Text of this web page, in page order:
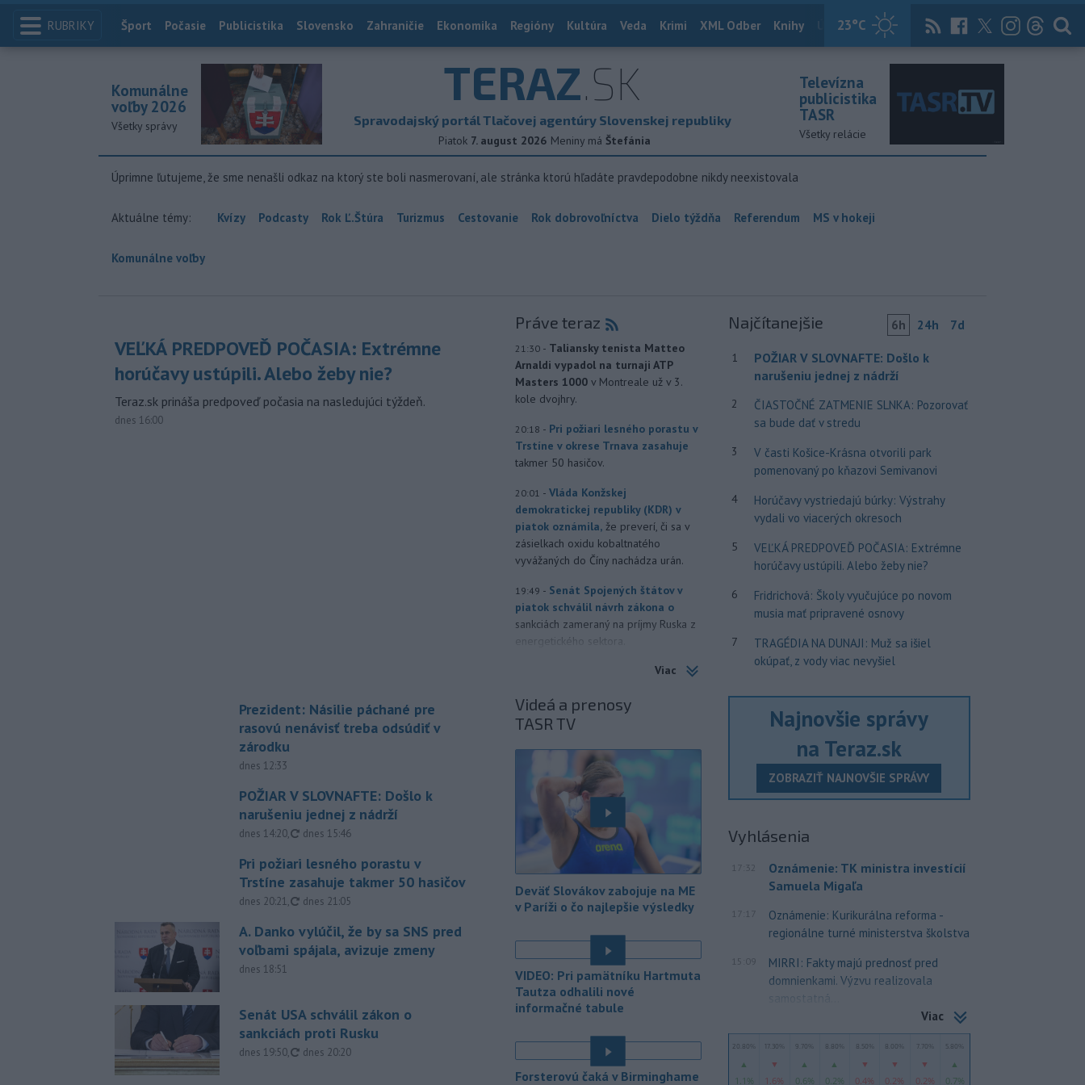
RUBRIKY 23°C
Index
Šport Počasie Publicistika Slovensko Zahraničie Ekonomika Regióny Kultúra Veda Krimi XML Odber Knihy Útulkovo Magazín News Now Archív
TERAZ.SK
Spravodajský portál Tlačovej agentúry Slovenskej republiky
Piatok 7. august 2026 Meniny má Štefánia
Komunálne
voľby 2026
Všetky správy
Televízna
publicistika
TASR
Všetky relácie
Úprimne ľutujeme, že sme nenašli odkaz na ktorý ste boli nasmerovaní, ale stránka ktorú hľadáte pravdepodobne nikdy neexistovala
Aktuálne témy: Kvízy Podcasty Rok Ľ.Štúra Turizmus Cestovanie Rok dobrovoľníctva Dielo týždňa Referendum MS v hokeji
Komunálne voľby
VEĽKÁ PREDPOVEĎ POČASIA: Extrémne
horúčavy ustúpili. Alebo žeby nie?
Teraz.sk prináša predpoveď počasia na nasledujúci týždeň.
dnes 16:00
Prezident: Násilie páchané pre
rasovú nenávisť treba odsúdiť v
zárodku
dnes 12:33
POŽIAR V SLOVNAFTE: Došlo k
narušeniu jednej z nádrží
dnes 14:20, aktualizované
dnes 15:46
Pri požiari lesného porastu v
Trstíne zasahuje takmer 50 hasičov
dnes 20:21, aktualizované
dnes 21:05
A. Danko vylúčil, že by sa SNS pred
voľbami spájala, avizuje zmeny
dnes 18:51
Senát USA schválil zákon o
sankciách proti Rusku
dnes 19:50, aktualizované
dnes 20:20
Práve teraz
21:30 - Taliansky tenista Matteo
Arnaldi vypadol na turnaji ATP
Masters 1000 v Montreale už v 3.
kole dvojhry.
20:18 - Pri požiari lesného porastu v
Trstíne v okrese Trnava zasahuje
takmer 50 hasičov.
20:01 - Vláda Konžskej
demokratickej republiky (KDR) v
piatok oznámila, že preverí, či sa v
zásielkach oxidu kobaltnatého
vyvážaných do Číny nachádza urán.
19:49 - Senát Spojených štátov v
piatok schválil návrh zákona o
sankciách zameraný na príjmy Ruska z
energetického sektora.
Slovenská polícia prispela k
ktorý sa podarilo ukončiť
právoplatným odsúdením páchateľa v
Piatkový požiar v
bratislavskej rafinérii Slovnaft je
pod kontrolou.
bude predmetom vyšetrovania. Pre
TASR to potvrdil hovorca rafinérie
Anton Molnár.
15:17 - Ministerstvo kultúry (MK) SR
upraví verziu opatrenia o
podrobnostiach poskytovania dotácií v
pôsobnosti rezortu.
- V bratislavskej rafinérii
Slovnaft horí uskladnený ropný
produkt.TASR o tom informovala
rafinéria s tým, že obyvateľom nehrozí
13:50 - Jedným zo zdravotných rizík
na festivale môže byť vyššia
Viac
Videá a prenosy
TASR TV
Deväť Slovákov zabojuje na ME
v Paríži o čo najlepšie výsledky
VIDEO: Pri pamätníku Hartmuta
Tautza odhalili nové
informačné tabule
Forsterovú čaká v Birminghame
Najčítanejšie 6h 24h 7d
1
POŽIAR V SLOVNAFTE: Došlo k
narušeniu jednej z nádrží
2
ČIASTOČNÉ ZATMENIE SLNKA: Pozorovať
sa bude dať v stredu
3
V časti Košice-Krásna otvorili park
pomenovaný po kňazovi Semivanovi
4
Horúčavy vystriedajú búrky: Výstrahy
vydali vo viacerých okresoch
5
VEĽKÁ PREDPOVEĎ POČASIA: Extrémne
horúčavy ustúpili. Alebo žeby nie?
6
Fridrichová: Školy vyučujúce po novom
musia mať pripravené osnovy
7
TRAGÉDIA NA DUNAJI: Muž sa išiel
okúpať, z vody viac nevyšiel
Najnovšie správy
na Teraz.sk
ZOBRAZIŤ NAJNOVŠIE SPRÁVY
Vyhlásenia
17:32
Oznámenie: TK ministra investícií
Samuela Migaľa
17:17
Oznámenie: Kurikurálna reforma -
regionálne turné ministerstva školstva
15:09
MIRRI: Fakty majú prednosť pred
domnienkami. Výzvu realizovala
samostatná...
Viac